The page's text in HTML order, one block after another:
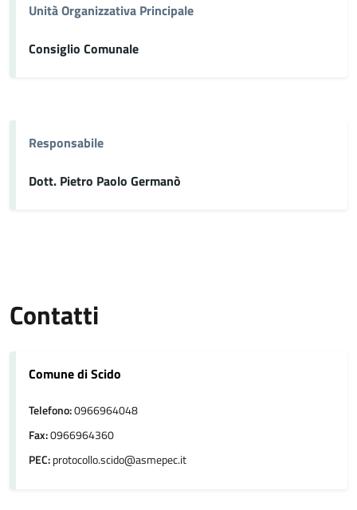
Unità Organizzativa Principale
Consiglio Comunale
Responsabile
Dott. Pietro Paolo Germanò
Contatti
Comune di Scido
Telefono:0966964048
Fax:0966964360
PEC:protocollo.scido@asmepec.it